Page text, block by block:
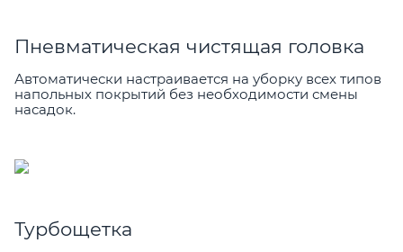
Пневматическая чистящая головка
Автоматически настраивается на уборку всех типов
напольных покрытий без необходимости смены
насадок.
Турбощетка